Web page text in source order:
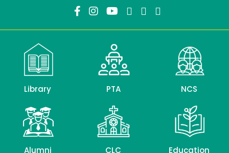
Library PTA NCS
Alumni CLC Education